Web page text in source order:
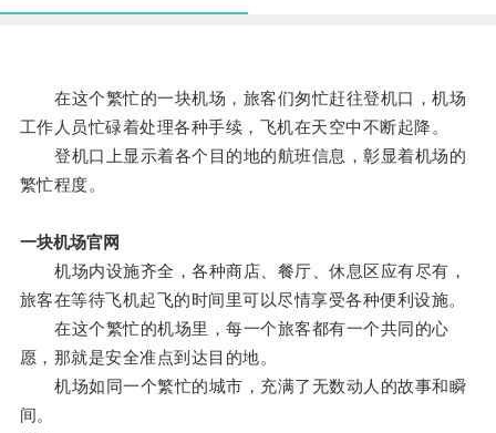
在这个繁忙的一块机场，旅客们匆忙赶往登机口，机场
工作人员忙碌着处理各种手续，飞机在天空中不断起降。
登机口上显示着各个目的地的航班信息，彰显着机场的
繁忙程度。
一块机场官网
机场内设施齐全，各种商店、餐厅、休息区应有尽有，
旅客在等待飞机起飞的时间里可以尽情享受各种便利设施。
在这个繁忙的机场里，每一个旅客都有一个共同的心
愿，那就是安全准点到达目的地。
机场如同一个繁忙的城市，充满了无数动人的故事和瞬
间。